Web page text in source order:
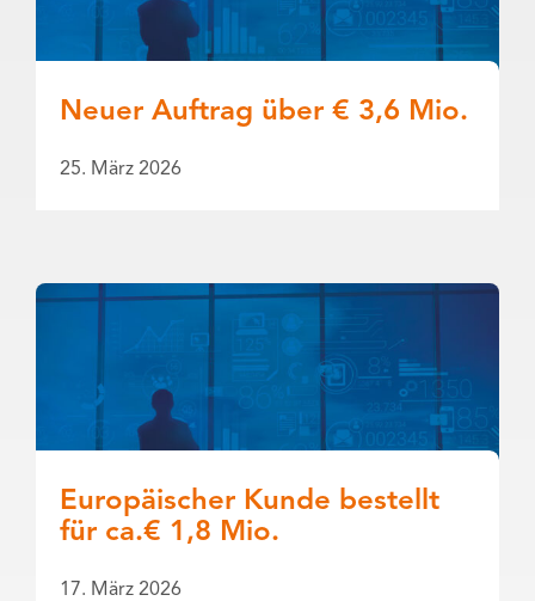
Neuer Auftrag über € 3,6 Mio.
25. März 2026
Europäischer Kunde bestellt
für ca.€ 1,8 Mio.
17. März 2026